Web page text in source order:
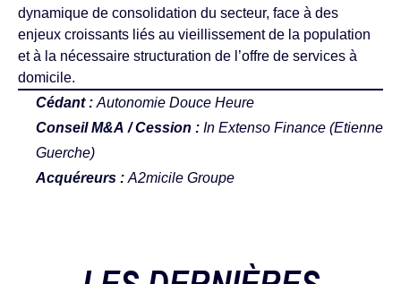
dynamique de consolidation du secteur, face à des
enjeux croissants liés au vieillissement de la population
et à la nécessaire structuration de l’offre de services à
domicile.
Cédant : Autonomie Douce Heure
Conseil M&A / Cession : In Extenso Finance (Etienne
Guerche)
Acquéreurs : A2micile Groupe